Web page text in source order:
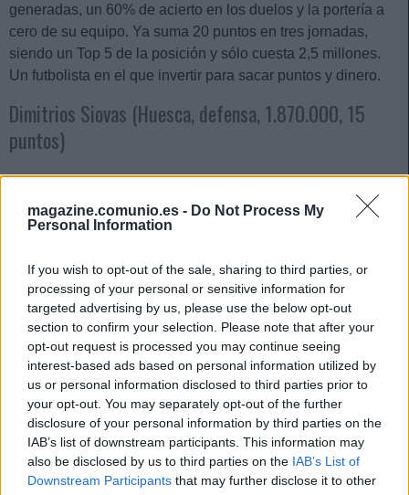
magazine.comunio.es - Do Not Process My
Personal Information
If you wish to opt-out of the sale, sharing to third parties, or
processing of your personal or sensitive information for
targeted advertising by us, please use the below opt-out
section to confirm your selection. Please note that after your
opt-out request is processed you may continue seeing
interest-based ads based on personal information utilized by
us or personal information disclosed to third parties prior to
your opt-out. You may separately opt-out of the further
disclosure of your personal information by third parties on the
IAB’s list of downstream participants. This information may
also be disclosed by us to third parties on the IAB’s List of
Downstream Participants that may further disclose it to other
generadas, un 60% de acierto en los duelos y la portería a
cero de su equipo. Ya suma 20 puntos en tres jornadas,
siendo un Top 5 de la posición y sólo cuesta 2,5 millones.
Un futbolista en el que invertir para sacar puntos y dinero.
Dimitrios Siovas (Huesca, defensa, 1.870.000, 15
puntos)
El griego fue el autor del gol del empate del Huesca en
Valencia con el que consiguió 13 puntos al recibir una nota
SofaScore de 7.9 (8 puntos por nota, 5 por el gol). Destacó
despejes, 2 entradas, 2 interceptaciones, 8/14 en balones
largos y un extraordinario 75% de duelos ganados. Por
menos de 2 millones, un defensa titular indiscutible que
puede subir de precio. Una buena oportunidad de mercado.
Aihen Muñoz (Real Sociedad, defensa, 1.710.000, 16
puntos)
Pese a que Monreal ya está plenamente recuperado de su
lesión, Aihen sigue siendo el dueño del lateral izquierdo de
la Real. Ante el Elche volvió a ser titular y realizó un partido